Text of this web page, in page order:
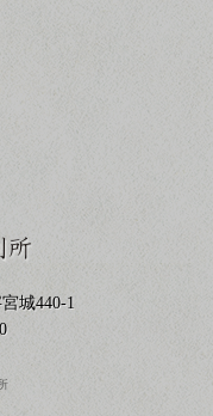
城440-1